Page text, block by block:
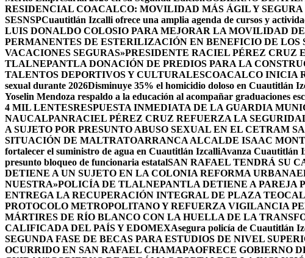
RESIDENCIAL COACALCO: MOVILIDAD MÁS ÁGIL Y
SESNSPCuautitlán Izcalli ofrece una amplia agenda de cursos y
LUIS DONALDO COLOSIO PARA MEJORAR LA MOVILIDAD
PERMANENTES DE ESTERILIZACIÓN EN BENEFICIO DE LOS
VACACIONES SEGURAS»PRESIDENTE RACIEL PÉREZ CRUZ
TLALNEPANTLA DONACIÓN DE PREDIOS PARA LA
TALENTOS DEPORTIVOS Y CULTURALESCOACALCO INICIA
sexual durante 2026Disminuye 35% el homicidio doloso en Cuautitlán
Yoselin Mendoza respaldo a la educación al acompañar graduaciones
4 MIL LENTESRESPUESTA INMEDIATA DE LA GUARDIA
NAUCALPANRACIEL PÉREZ CRUZ REFUERZA LA
A SUJETO POR PRESUNTO ABUSO SEXUAL EN EL CETRAM
SITUACIÓN DE MALTRATOARRANCA ALCALDE ISAAC
fortalecer el suministro de agua en Cuautitlán IzcalliAvanza Cuautitlán
presunto bloqueo de funcionaria estatalSAN RAFAEL TENDRÁ SU
DETIENE A UN SUJETO EN LA COLONIA REFORMA URBANA
NUESTRA»POLICÍA DE TLALNEPANTLA DETIENE A PAREJA
ENTREGA LA RECUPERACIÓN INTEGRAL DE PLAZA
PROTOCOLO METROPOLITANO Y REFUERZA VIGILANCIA
MÁRTIRES DE RÍO BLANCO CON LA HUELLA DE LA
CALIFICADA DEL PAÍS Y EDOMEXAsegura policía de Cuautitlán
SEGUNDA FASE DE BECAS PARA ESTUDIOS DE NIVEL
OCURRIDO EN SAN RAFAEL CHAMAPAOFRECE GOBIERNO